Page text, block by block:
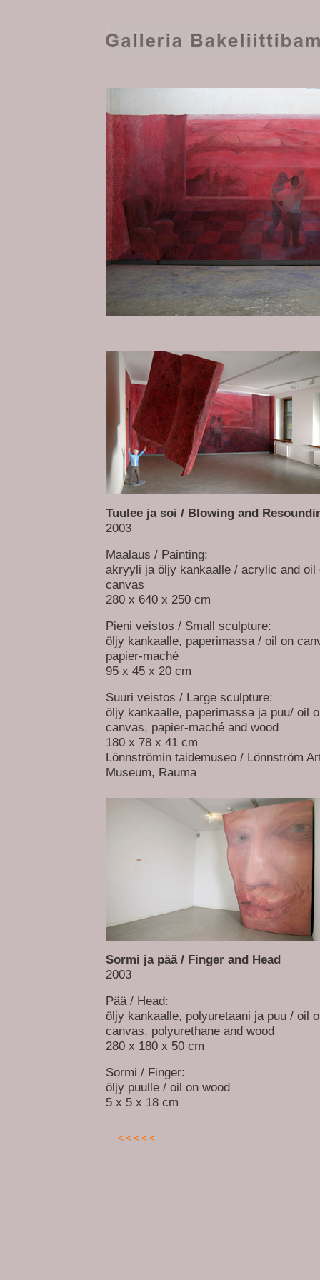
Tuulee ja soi / Blowing and
2003
Maalaus / Painting:
akryyli ja öljy kankaalle / acrylic and oil
canvas
280 x 640 x 250 cm
Pieni veistos / Small sculpture:
öljy kankaalle, paperimassa / oil on
papier-maché
95 x 45 x 20 cm
Suuri veistos / Large sculpture:
öljy kankaalle, paperimassa ja puu/ oil
canvas, papier-maché and wood
180 x 78 x 41 cm
Lönnströmin taidemuseo / Lönnström
Museum, Rauma
Sormi ja pää / Finger and Head
2003
Pää / Head:
öljy kankaalle, polyuretaani ja puu / oil
canvas, polyurethane and wood
280 x 180 x 50 cm
Sormi / Finger:
öljy puulle / oil on wood
5 x 5 x 18 cm